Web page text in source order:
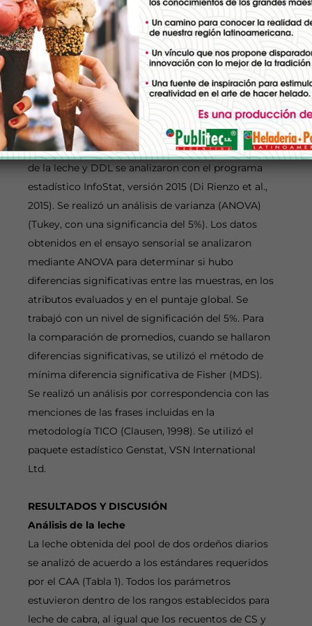
de su evaluación, se utilizó la metodología “Tilde
todo lo que corresponda” (en inglés CATA, check-
all-that apply), en la cual debían tildar todas las
frases que asociaba o relacionaba a la muestra
evaluada.
Análisis estadístico
Los datos obtenidos de los análisis fisicoquímicos
de la leche y DDL se analizaron con el programa
estadístico InfoStat, versión 2015 (Di Rienzo et al.,
2015). Se realizó un análisis de varianza (ANOVA)
(Tukey, con una significancia del 5%). Los datos
obtenidos en el ensayo sensorial se analizaron
mediante ANOVA para determinar si hubo
diferencias significativas entre las muestras, en los
atributos evaluados y en el puntaje global. Se
trabajó con un nivel de significación del 5%. Para
la comparación de promedios, cuando se hallaron
diferencias significativas, se utilizó el método de
mínima diferencia significativa de Fisher (MDS).
Se realizó un análisis por correspondencia con las
menciones de las frases incluidas en la
metodología TICO (Clausen, 1998). Se utilizó el
paquete estadístico Genstat, VSN International
Ltd.
RESULTADOS Y DISCUSIÓN
Análisis de la leche
La leche obtenida del pool de dos ordeños diarios
se analizó de acuerdo a los estándares requeridos
por el CAA (Tabla 1). Todos los parámetros
estuvieron dentro de los rangos establecidos para
leche de cabra, al igual que los recuentos de CS y